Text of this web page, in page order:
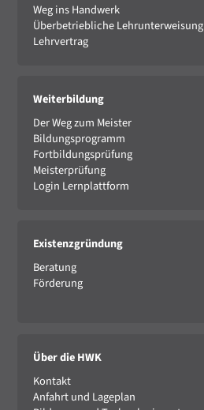
Weg ins Handwerk
Überbetriebliche Lehrunterweisung
Lehrvertrag
Weiterbildung
Der Weg zum Meister
Bildungsprogramm
Fortbildungsprüfung
Meisterprüfung
Login Lernplattform
Existenzgründung
Beratung
Förderung
Über die HWK
Kontakt
Anfahrt und Lageplan